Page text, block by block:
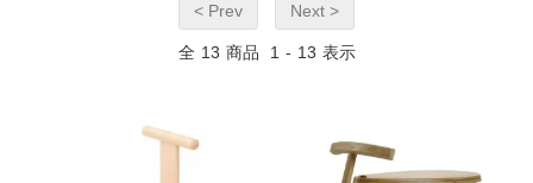
< Prev Next >
全 13 商品 1 - 13 表示